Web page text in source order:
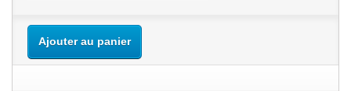
Ajouter au panier